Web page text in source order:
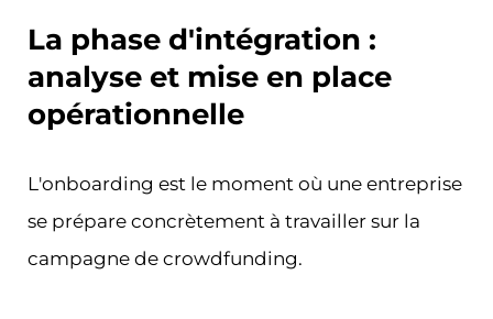
La phase d'intégration :
analyse et mise en place
opérationnelle
L'onboarding est le moment où une entreprise
se prépare concrètement à travailler sur la
campagne de crowdfunding.